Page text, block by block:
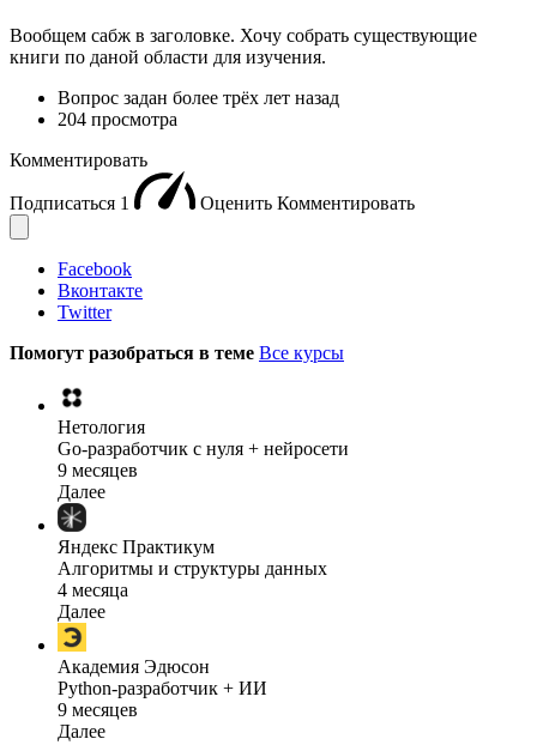
Вообщем сабж в заголовке. Хочу собрать существующие
книги по даной области для изучения.
Вопрос задан более трёх лет назад
204 просмотра
Комментировать
Подписаться 1 Оценить Комментировать
Facebook
Вконтакте
Twitter
Помогут разобраться в теме Все курсы
Нетология
Go-разработчик с нуля + нейросети
9 месяцев
Далее
Яндекс Практикум
Алгоритмы и структуры данных
4 месяца
Далее
Академия Эдюсон
Python-разработчик + ИИ
9 месяцев
Далее